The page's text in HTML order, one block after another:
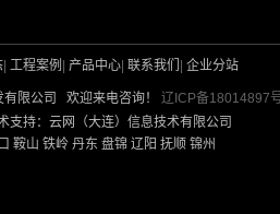
工程案例 产品中心 联系我们 企业分站
限公司 欢迎来电咨询！
辽ICP备18014897
持：云网（大连）信息技术有限公司
鞍山 铁岭 丹东 盘锦 辽阳 抚顺 锦州